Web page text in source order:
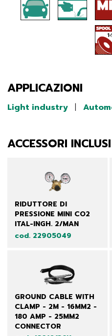
APPLICAZIONI
Light industry |
ACCESSORI INCLUSI
RIDUTTORE DI
PRESSIONE MINI CO2
ITAL-INGH. 2/MAN
cod. 22905049
GROUND CABLE WITH
CLAMP - 2M - 16MM2 -
180 AMP - 25MM2
CONNECTOR